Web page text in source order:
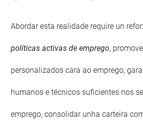
Abordar esta realidade require un
políticas activas de emprego,
personalizados cara ao emprego,
humanos e técnicos suficientes nos
emprego, consolidar unha carteira